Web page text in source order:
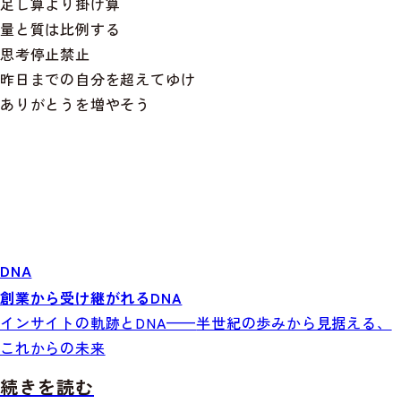
量と質は比例する
思考停止禁止
昨日までの自分を超えてゆけ
ありがとうを増やそう
DNA
創業から受け継がれるDNA
インサイトの軌跡とDNA——半世紀の歩みから見据える、
これからの未来
続きを読む